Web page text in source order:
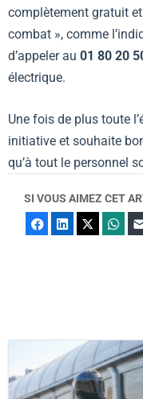
complètement gratuit
combat », comme
d’appeler au 01 80 20
électrique.
Une fois de plus toute
initiative et souhaite
qu’à tout le personnel
SI VOUS AIMEZ CET
FacebookLinkedIn